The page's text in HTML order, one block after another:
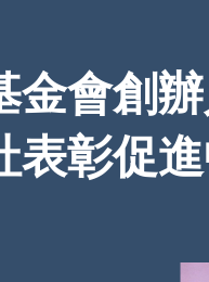
金會創
表彰促